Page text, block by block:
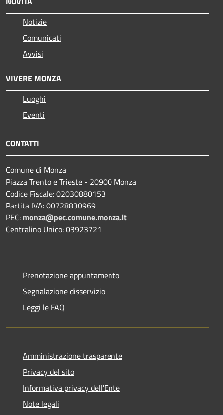
Notizie
Comunicati
Avvisi
VIVERE MONZA
Luoghi
Eventi
CONTATTI
Comune di Monza
Piazza Trento e Trieste - 20900 Monza
Codice Fiscale: 02030880153
Partita IVA: 00728830969
PEC: monza@pec.comune.monza.it
Centralino Unico: 03923721
Prenotazione appuntamento
Segnalazione disservizio
Leggi le FAQ
Amministrazione trasparente
Privacy del sito
Informativa privacy dell'Ente
Note legali